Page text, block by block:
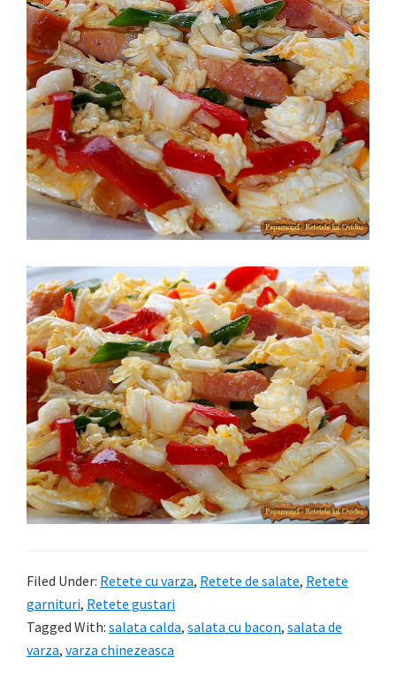
Filed Under: Retete cu varza, Retete de salate, Retete
garnituri, Retete gustari
Tagged With: salata calda, salata cu bacon, salata de
varza, varza chinezeasca